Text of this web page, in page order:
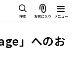
検索 お気に入り メニュー
」へのお